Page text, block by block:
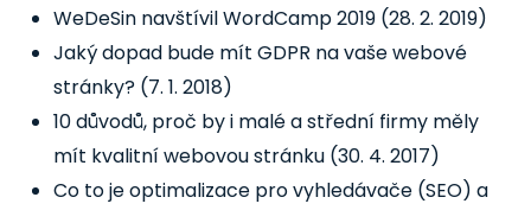
WeDeSin navštívil WordCamp 2019 (28. 2. 2019)
Jaký dopad bude mít GDPR na vaše webové
stránky? (7. 1. 2018)
10 důvodů, proč by i malé a střední firmy měly
mít kvalitní webovou stránku (30. 4. 2017)
Co to je optimalizace pro vyhledávače (SEO) a